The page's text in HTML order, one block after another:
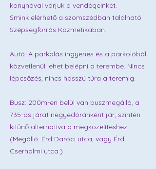
konyhával várjuk a vendégeinket.
Smink elérhető a szomszédban található
Szépségforrás Kozmetikában.
Autó: A parkolás ingyenes és a parkolóból
közvetlenül lehet belépni a terembe. Nincs
lépcsőzés, nincs hosszú túra a teremig.
Busz: 200m-en belül van buszmegálló, a
735-ös járat negyedóránként jár, szintén
kitűnő alternatíva a megközelítéshez
(Megálló: Érd Daróci utca, vagy Érd
Cserhalmi utca.)